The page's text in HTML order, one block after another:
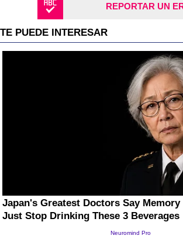
REPORTAR UN